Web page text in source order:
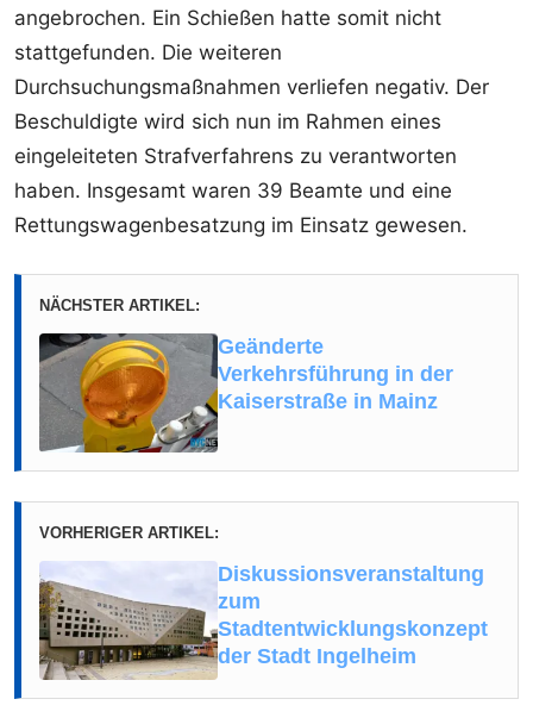
angebrochen. Ein Schießen hatte somit nicht
stattgefunden. Die weiteren
Durchsuchungsmaßnahmen verliefen negativ. Der
Beschuldigte wird sich nun im Rahmen eines
eingeleiteten Strafverfahrens zu verantworten
haben. Insgesamt waren 39 Beamte und eine
Rettungswagenbesatzung im Einsatz gewesen.
NÄCHSTER ARTIKEL:
Geänderte
Verkehrsführung in der
Kaiserstraße in Mainz
VORHERIGER ARTIKEL:
Diskussionsveranstaltung
zum
Stadtentwicklungskonzept
der Stadt Ingelheim